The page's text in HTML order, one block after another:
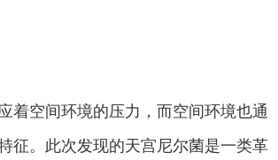
着空间环境的压力，而空间环境也通
征。此次发现的天宫尼尔菌是一类革